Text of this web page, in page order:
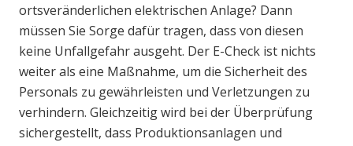
ortsveränderlichen elektrischen Anlage? Dann
müssen Sie Sorge dafür tragen, dass von diesen
keine Unfallgefahr ausgeht. Der E-Check ist nichts
weiter als eine Maßnahme, um die Sicherheit des
Personals zu gewährleisten und Verletzungen zu
verhindern. Gleichzeitig wird bei der Überprüfung
sichergestellt, dass Produktionsanlagen und